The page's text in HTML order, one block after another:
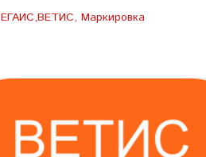
ЕГАИС,ВЕТИС, Маркировка